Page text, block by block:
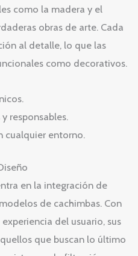
como la madera y el
obras de arte. Cada
al detalle, lo que las
como decorativos.
responsables.
cualquier entorno.
en la integración de
de cachimbas. Con
del usuario, sus
que buscan lo último